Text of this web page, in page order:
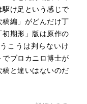
け足という感じで
編」がどんだけ丁
期形」版は原作の
こうは判らないけ
でブロカニロ博士が
と違いはないのだ